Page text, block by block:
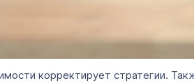
корректирует стратегии.